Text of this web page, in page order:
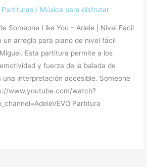
Partituras / Música para disfrutar
Someone Like You – Adele | Nivel Fácil
un arreglo para piano de nivel fácil
Esta partitura permite a los
y fuerza de la balada de
una interpretación accesible. Someone
www.youtube.com/watch?
Partitura